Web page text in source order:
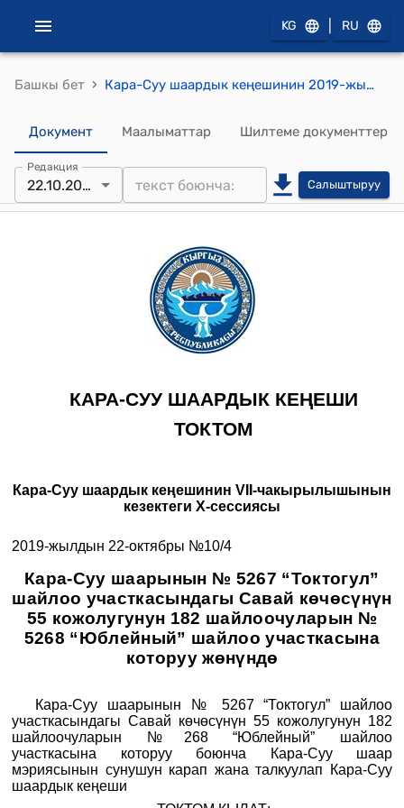
KG RU
Башкы бет › Кара-Суу шаардык кеңешинин 2019-жылдын 22-октябрындагы №10/4 "Кара-Суу шаарынын № 5267 “Токтогул” шайлоо участкасындагы Савай көчөсүнүн 55 кожолугунун 182 шайлоочуларын № 5268 “Юблейный” шайлоо участкасына которуу жөнүндө"токтому
Документ Маалыматтар Шилтеме документтер
Редакция
22.10.2019 Салыштыруу